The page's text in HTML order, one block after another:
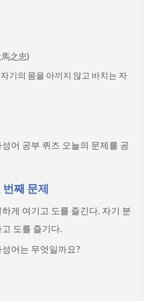
之忠)
기의 몸을 아끼지 않고 바치는 자
어 공부 퀴즈 오늘의 문제를 공
째 문제
게 여기고 도를 즐긴다. 자기 분
도를 즐기다.
어는 무엇일까요?